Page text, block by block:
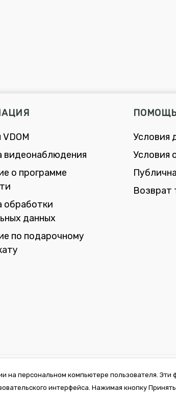
видеонаблюдения
о программе
обработки
данных
по подарочному
Условия
Условия
Возврат
2а, пом. 7, оф. пом. 26.
192981385, Мингорисполком.
на персональном компьютере пользователя.
интерфейса. Нажимая кнопку